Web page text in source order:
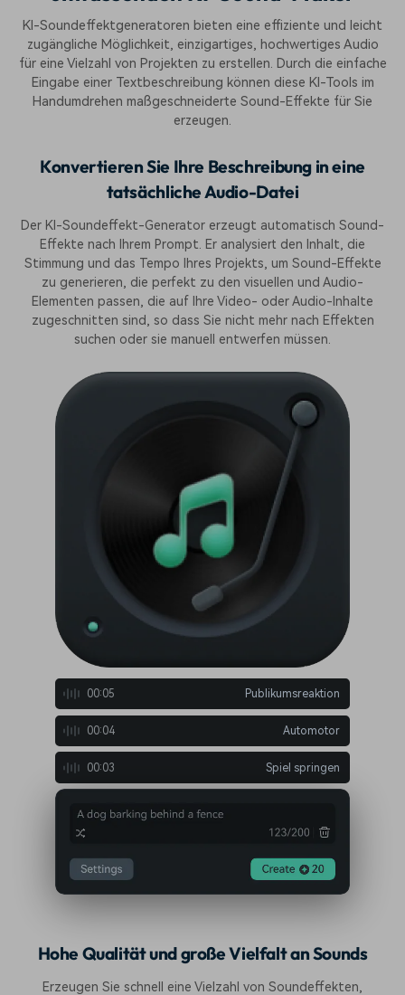
KI-Soundeffektgeneratoren bieten eine effiziente und leicht
zugängliche Möglichkeit, einzigartiges, hochwertiges Audio
für eine Vielzahl von Projekten zu erstellen. Durch die einfache
Eingabe einer Textbeschreibung können diese KI-Tools im
Handumdrehen maßgeschneiderte Sound-Effekte für Sie
erzeugen.
Konvertieren Sie Ihre Beschreibung in eine
tatsächliche Audio-Datei
Der KI-Soundeffekt-Generator erzeugt automatisch Sound-
Effekte nach Ihrem Prompt. Er analysiert den Inhalt, die
Stimmung und das Tempo Ihres Projekts, um Sound-Effekte
zu generieren, die perfekt zu den visuellen und Audio-
Elementen passen, die auf Ihre Video- oder Audio-Inhalte
zugeschnitten sind, so dass Sie nicht mehr nach Effekten
suchen oder sie manuell entwerfen müssen.
00:05 Publikumsreaktion
00:04 Automotor
00:03 Spiel springen
Hohe Qualität und große Vielfalt an Sounds
Erzeugen Sie schnell eine Vielzahl von Soundeffekten,